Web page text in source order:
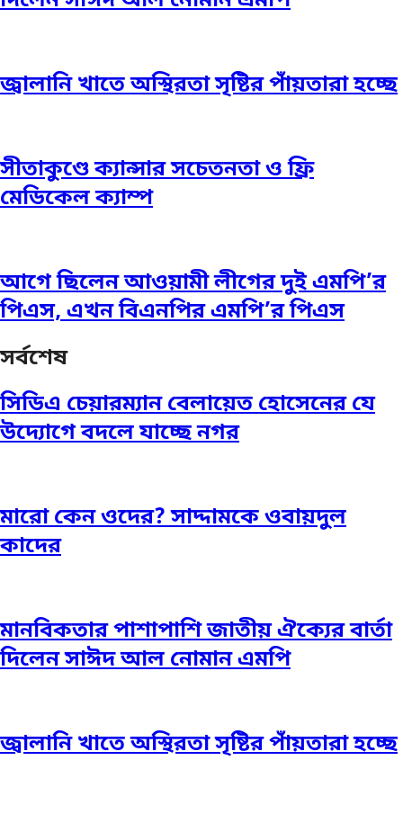
জ্বালানি খাতে অস্থিরতা সৃষ্টির পাঁয়তারা হচ্ছে
সীতাকুণ্ডে ক্যান্সার সচেতনতা ও ফ্রি
মেডিকেল ক্যাম্প
আগে ছিলেন আওয়ামী লীগের দুই এমপি’র
পিএস, এখন বিএনপির এমপি’র পিএস
সর্বশেষ
সিডিএ চেয়ারম্যান বেলায়েত হোসেনের যে
উদ্যোগে বদলে যাচ্ছে নগর
মারো কেন ওদের? সাদ্দামকে ওবায়দুল
কাদের
মানবিকতার পাশাপাশি জাতীয় ঐক্যের বার্তা
দিলেন সাঈদ আল নোমান এমপি
জ্বালানি খাতে অস্থিরতা সৃষ্টির পাঁয়তারা হচ্ছে